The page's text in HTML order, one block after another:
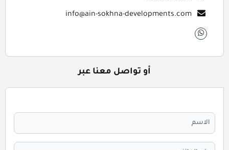
info@ain-sokhna-developments.com
أو تواصل معنا عبر